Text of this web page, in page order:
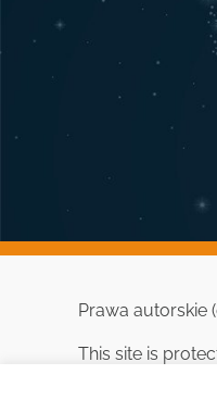
Prawa autorskie
This site is